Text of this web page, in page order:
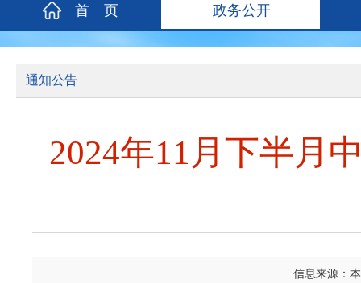
首 页 政务公开
通知公告
2024年11月下半月
信息来源：